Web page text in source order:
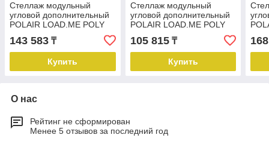
Стеллаж модульный
угловой дополнительный
POLAIR LOAD.ME POLY
18AL.3PP40.12C
143 583 ₸
Купить
Стеллаж модульный
угловой дополнительный
POLAIR LOAD.ME POLY
18AL.3PP40.07C
105 815₸
Купить
О нас
Рейтинг не сформирован
Менее 5 отзывов за последний год